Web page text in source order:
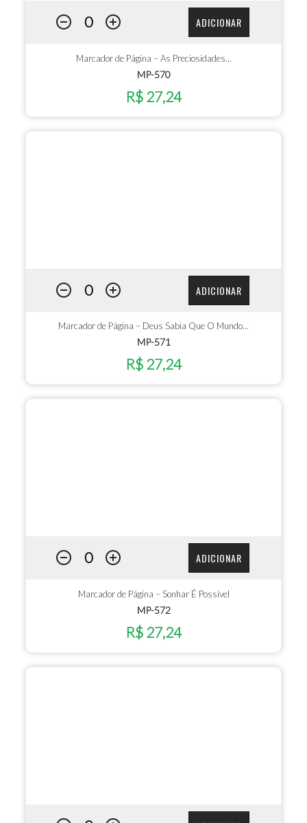
ADICIONAR
Marcador de Página – As Preciosidades…
MP-570
R$ 27,24
ADICIONAR
Marcador de Página – Deus Sabia Que O Mundo...
MP-571
R$ 27,24
ADICIONAR
Marcador de Página – Sonhar É Possível
MP-572
R$ 27,24